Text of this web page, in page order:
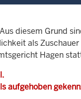
diesem Grund
als
Hagen
aufgehoben